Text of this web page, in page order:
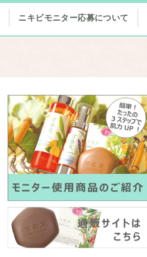
ニキビモニター応募について